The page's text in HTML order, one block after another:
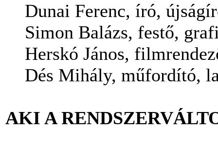
Dunai Ferenc, író,
Simon Balázs, festő,
Herskó János,
Dés Mihály, műfordító,
AKI A